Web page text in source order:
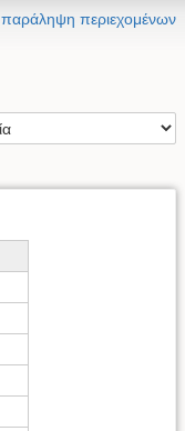
παράληψη περιεχομένων